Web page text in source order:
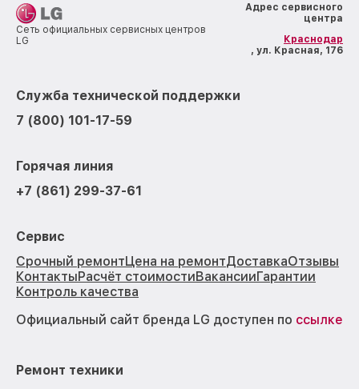
Сеть официальных сервисных центров
LG
Адрес сервисного
центра
Краснодар
, ул. Красная, 176
Служба технической поддержки
7 (800) 101-17-59
Горячая линия
+7 (861) 299-37-61
Сервис
Срочный ремонтЦена на ремонтДоставкаОтзывы
КонтактыРасчёт стоимостиВакансииГарантии
Контроль качества
Официальный сайт бренда LG доступен по ссылке
Ремонт техники